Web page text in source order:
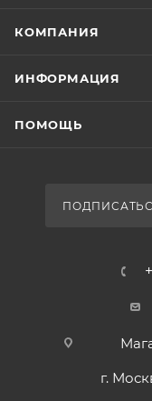
КОМПАНИЯ
ИНФОРМАЦИЯ
ПОМОЩЬ
г.